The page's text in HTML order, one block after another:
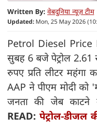
Written By: वेबदुनिया न्यूज़ टीम
Updated: Mon, 25 May 2026
Petrol Diesel Price
सुबह 6 बजे पेट्रोल 2.61
रुपए प्रति लीटर महंगा
AAP ने पीएम मोदी को
जनता की जेब काटने
READ: पेट्रोल-डीजल